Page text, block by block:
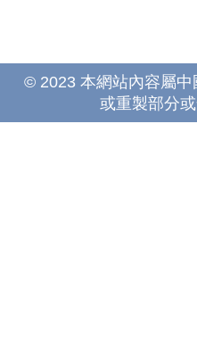
© 2023 本網站內容屬
或重製部分